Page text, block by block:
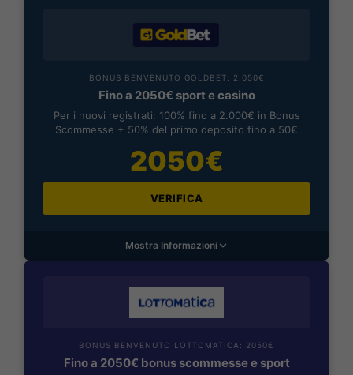
BONUS BENVENUTO GOLDBET: 2.050€
Fino a 2050€ sport e casino
Per i nuovi registrati: 100% fino a 2.000€ in Bonus
Scommesse + 50% del primo deposito fino a 50€
2050€
VERIFICA
Mostra Informazioni
BONUS BENVENUTO LOTTOMATICA: 2050€
Fino a 2050€ bonus scommesse e sport